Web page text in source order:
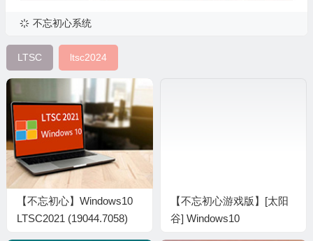
不忘初心系统
LTSC ltsc2024
【不忘初心】Windows10
LTSC2021 (19044.7058)
【不忘初心游戏版】[太阳
谷] Windows10